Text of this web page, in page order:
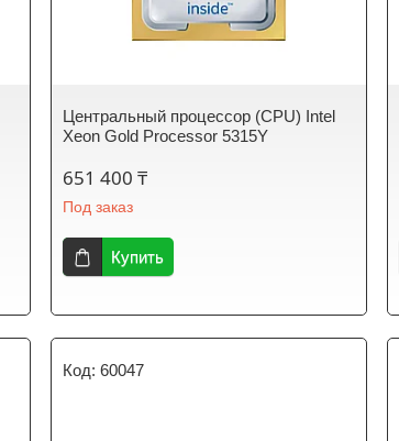
Центральный процессор (CPU) Intel
Xeon Gold Processor 5315Y
651 400 ₸
Под заказ
Купить
60047